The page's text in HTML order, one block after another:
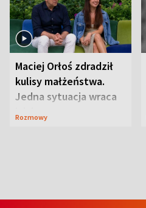
Maciej Orłoś zdradził
kulisy małżeństwa.
Jedna sytuacja wraca
jak bumerang
Rozmowy